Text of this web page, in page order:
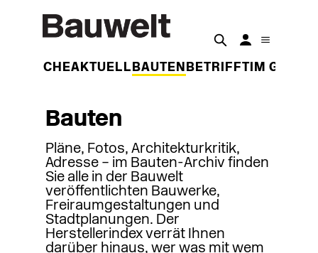
WOCHEAKTUELL BAUTEN BETRIFFT IM
Bauten
Pläne, Fotos, Architekturkritik,
Adresse – im Bauten-Archiv finden
Sie alle in der Bauwelt
veröffentlichten Bauwerke,
Freiraumgestaltungen und
Stadtplanungen. Der
Herstellerindex verrät Ihnen
darüber hinaus, wer was mit wem